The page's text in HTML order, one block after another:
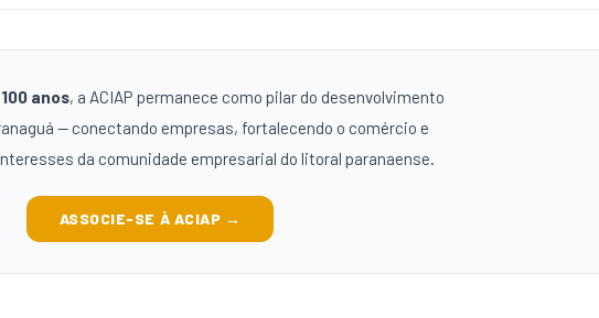
100 anos, a ACIAP permanece como pilar do desenvolvimento
— conectando empresas, fortalecendo o comércio e
da comunidade empresarial do litoral paranaense.
ASSOCIE-SE À ACIAP →